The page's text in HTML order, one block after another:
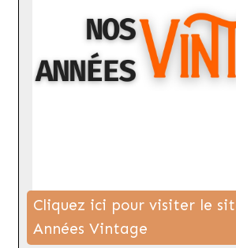
Cliquez ici pour visiter le
Années Vintage